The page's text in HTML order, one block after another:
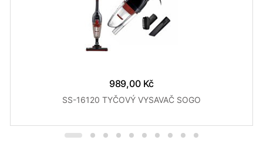
989,00 Kč
SS-16120 TYČOVÝ VYSAVAČ SOGO